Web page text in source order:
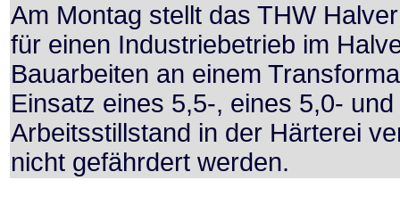
Am Montag stellt das THW
für einen Industriebetrieb im
Bauarbeiten an einem
Einsatz eines 5,5-, eines 5,0-
Arbeitsstillstand in der Härterei
nicht gefährdert werden.